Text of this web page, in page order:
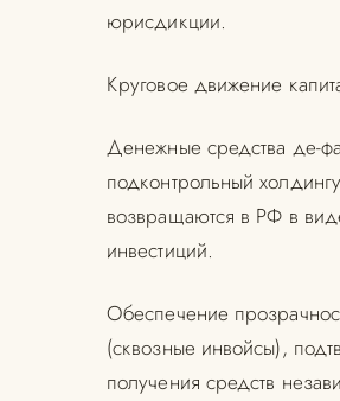
юрисдикции.
Круговое движение
Денежные средства де-
подконтрольный
возвращаются в РФ в
инвестиций.
Обеспечение
(сквозные инвойсы),
получения средств